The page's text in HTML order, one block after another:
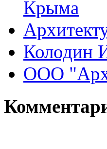
Крыма
Колодин
ООО "Арх